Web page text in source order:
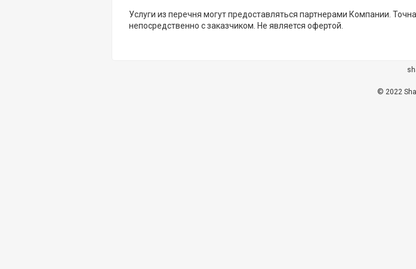
Услуги из перечня могут предоставляться партнерами Компании.
непосредственно с заказчиком. Не является офертой.
© 2022